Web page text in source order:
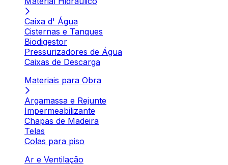
Caixa d' Água
Cisternas e Tanques
Biodigestor
Pressurizadores de Água
Caixas de Descarga
Materiais para Obra
Argamassa e Rejunte
Impermeabilizante
Chapas de Madeira
Telas
Colas para piso
Ar e Ventilação